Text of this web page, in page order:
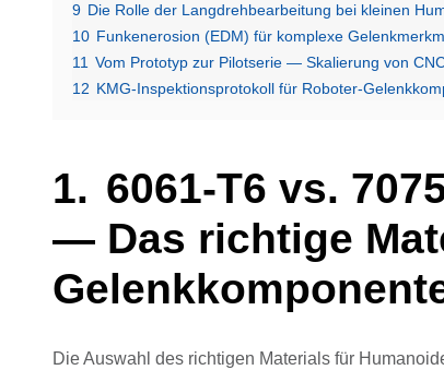
9 Die Rolle der Langdrehbearbeitung bei kleinen
10 Funkenerosion (EDM) für komplexe
11 Vom Prototyp zur Pilotserie — Skalierung von
12 KMG-Inspektionsprotokoll für Roboter-
6061-T6 vs.
— Das richtige
Die Auswahl des richtigen Materials für